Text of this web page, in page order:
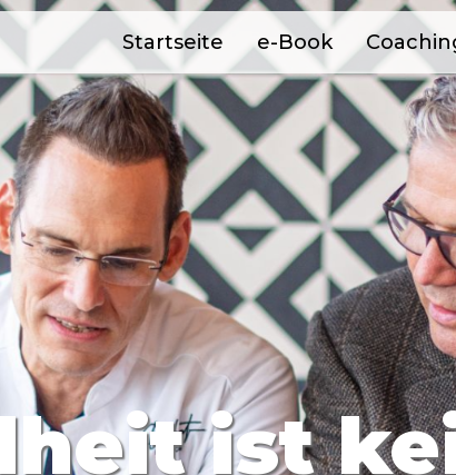
Startseite e-Book
ist